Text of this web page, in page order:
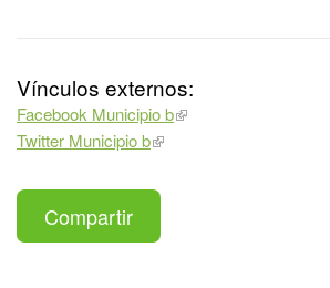
Vínculos externos:
Facebook Municipio b
Twitter Municipio b
Compartir